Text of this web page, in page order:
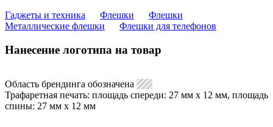
Гаджеты и техника
Флешки
Флешки
Металлические флешки
Флешки для телефонов
Нанесение логотипа на товар
Область брендинга обозначена
Трафаретная печать: площадь спереди: 27 мм х 12 мм, площадь
спины: 27 мм х 12 мм